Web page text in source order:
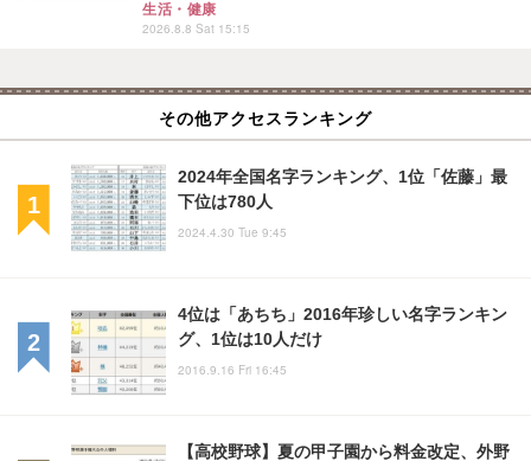
生活・健康
2026.8.8 Sat 15:15
その他アクセスランキング
2024年全国名字ランキング、1位「佐藤」最
下位は780人
2024.4.30 Tue 9:45
4位は「あちち」2016年珍しい名字ランキン
グ、1位は10人だけ
2016.9.16 Fri 16:45
【高校野球】夏の甲子園から料金改定、外野